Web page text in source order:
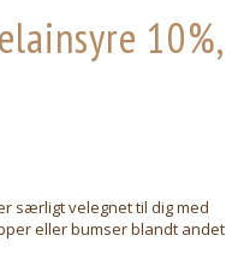
10%,
særligt velegnet til dig med
eller bumser blandt andet